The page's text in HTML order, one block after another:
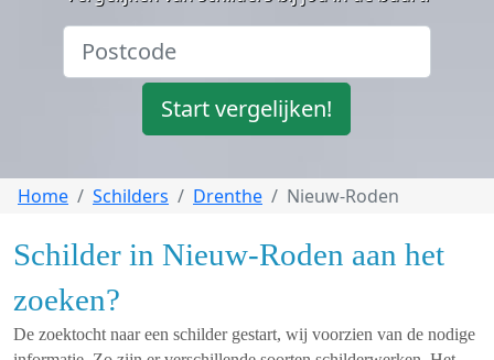
Start vergelijken!
Home Schilders Drenthe Nieuw-Roden
Schilder in Nieuw-Roden aan het
zoeken?
De zoektocht naar een schilder gestart, wij voorzien van de nodige